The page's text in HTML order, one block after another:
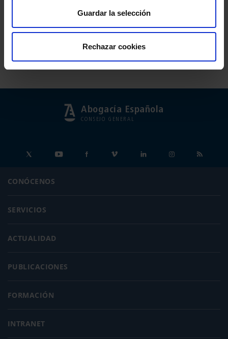
Guardar la selección
Rechazar cookies
Abogacía Española
CONSEJO GENERAL
CONÓCENOS
SERVICIOS
ACTUALIDAD
PUBLICACIONES
FORMACIÓN
INTRANET